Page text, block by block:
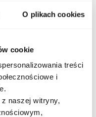
O plikach cookies
cookie
treści
i
naszej witryny,
na świeżym
nurkowaniu.
i pewność noszenia
dla mężczyzn,
precyzji z